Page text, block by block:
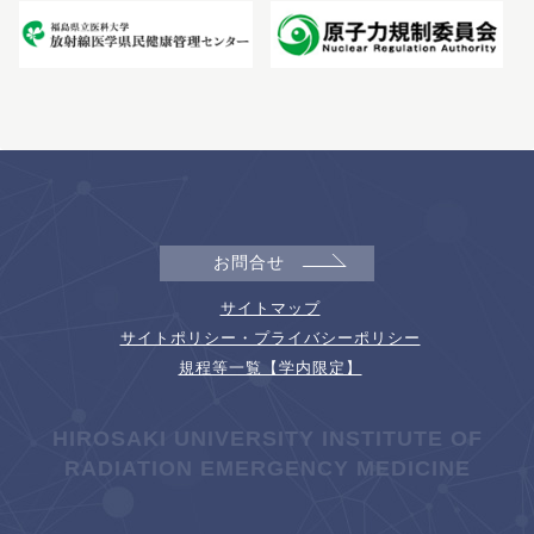
お問合せ
サイトマップ
サイトポリシー・プライバシーポリシー
規程等一覧【学内限定】
HIROSAKI UNIVERSITY INSTITUTE OF
RADIATION EMERGENCY MEDICINE